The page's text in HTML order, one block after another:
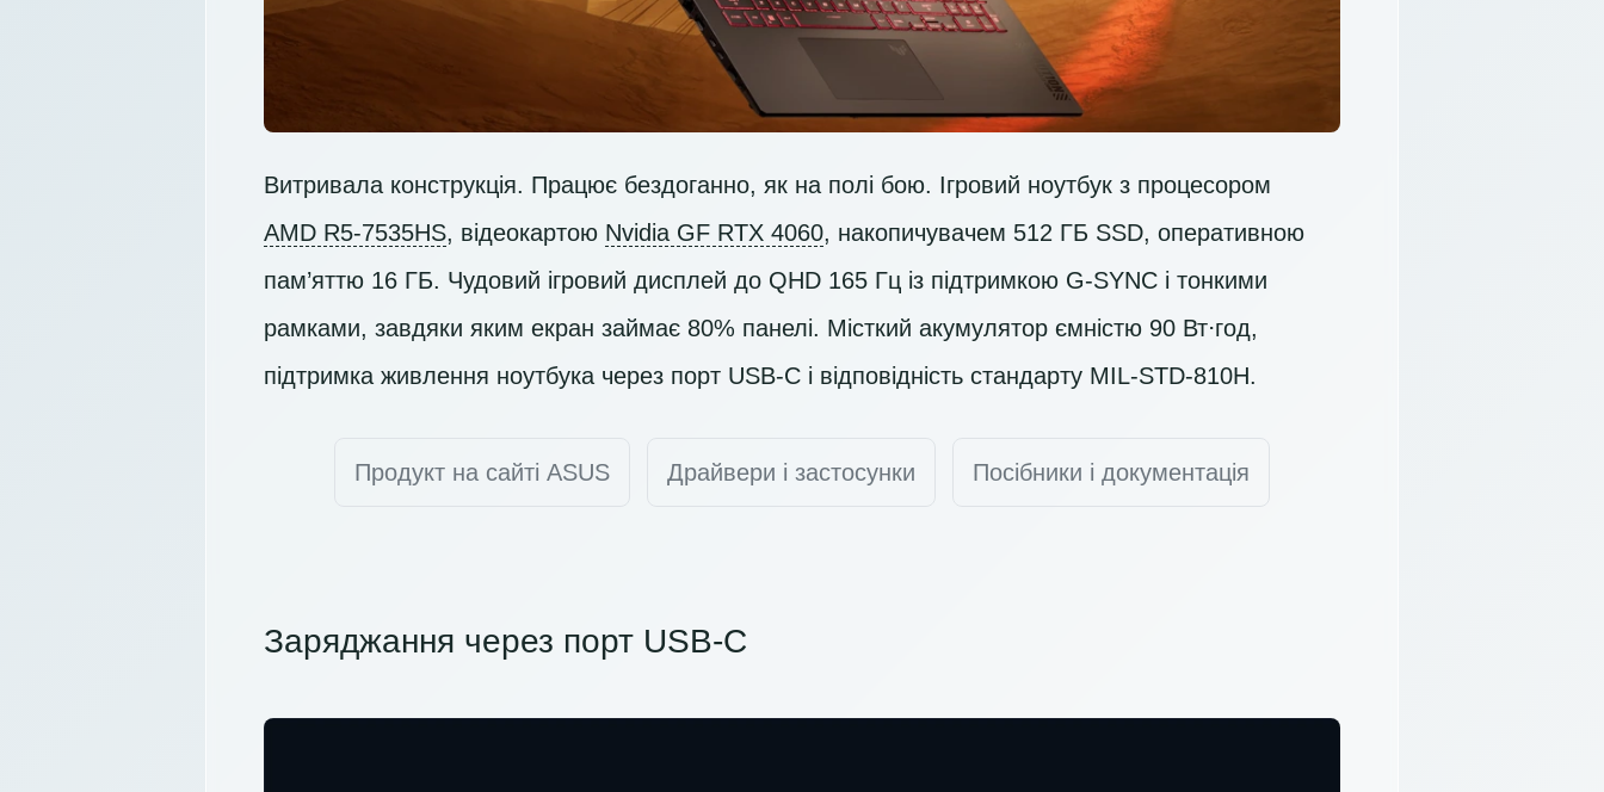
Витривала конструкція. Працює бездоганно, як на полі бою. Ігровий ноутбук з процесором
AMD R5-7535HS, відеокартою Nvidia GF RTX 4060, накопичувачем 512 ГБ SSD, оперативною
пам’яттю 16 ГБ. Чудовий ігровий дисплей до QHD 165 Гц із підтримкою G-SYNC і тонкими
рамками, завдяки яким екран займає 80% панелі. Місткий акумулятор ємністю 90 Вт⋅год,
підтримка живлення ноутбука через порт USB-C і відповідність стандарту MIL-STD-810H.
Продукт на сайті ASUS Драйвери і застосунки Посібники і документація
Заряджання через порт USB-C